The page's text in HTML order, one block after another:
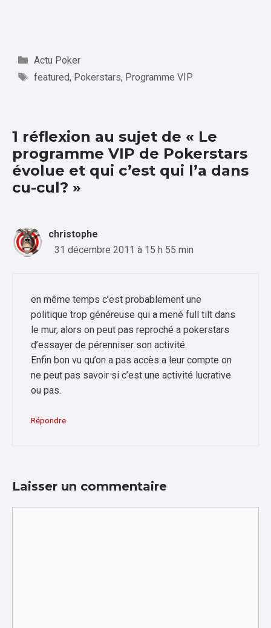
Catégories
Actu Poker
Étiquettes
featured, Pokerstars, Programme VIP
1 réflexion au sujet de « Le
programme VIP de Pokerstars
évolue et qui c’est qui l’a dans
cu-cul? »
christophe
31 décembre 2011 à 15 h 55 min
en même temps c’est probablement une
politique trop généreuse qui a mené full tilt dans
le mur, alors on peut pas reproché a pokerstars
d’essayer de pérenniser son activité.
Enfin bon vu qu’on a pas accès a leur compte on
ne peut pas savoir si c’est une activité lucrative
ou pas.
Répondre
Laisser un commentaire